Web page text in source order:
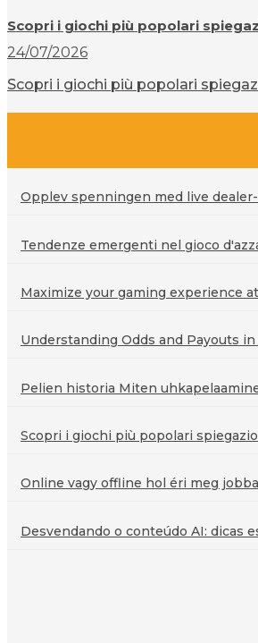
Scopri i giochi più popolari
24/07/2026
Scopri i giochi più popolari
Opplev spenningen med live
Tendenze emergenti nel gioco
Maximize your gaming experience
Understanding Odds and Payouts
Pelien historia Miten
Scopri i giochi più popolari
Online vagy offline hol éri meg
Desvendando o conteúdo AI: dicas